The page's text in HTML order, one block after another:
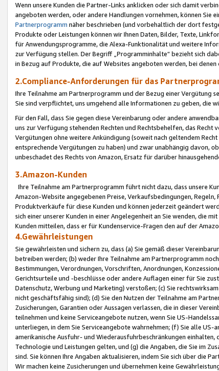
Wenn unsere Kunden die Partner-Links anklicken oder sich damit
angeboten werden, oder andere Handlungen vornehmen, können Sie
Partnerprogramm näher beschrieben (und vorbehaltlich der dort
Produkte oder Leistungen können wir Ihnen Daten, Bilder, Texte,
für Anwendungsprogramme, die Alexa-Funktionalität und weitere
zur Verfügung stellen. Der Begriff „Programminhalte“ bezieht sich
in Bezug auf Produkte, die auf Websites angeboten werden, bei
2.Compliance-Anforderungen für das
Ihre Teilnahme am Partnerprogramm und der Bezug einer Vergütung
Sie sind verpflichtet, uns umgehend alle Informationen zu geben, die
Für den Fall, dass Sie gegen diese Vereinbarung oder andere
uns zur Verfügung stehenden Rechten und Rechtsbehelfen, das
Vergütungen ohne weitere Ankündigung (soweit nach geltendem
entsprechende Vergütungen zu haben) und zwar unabhängig davon,
unbeschadet des Rechts von Amazon, Ersatz für darüber
3.Amazon-Kunden
Ihre Teilnahme am Partnerprogramm führt nicht dazu, dass unsere
Amazon-Website angegebenen Preise, Verkaufsbedingungen,
Produktverkäufe für diese Kunden und können jederzeit geändert
sich einer unserer Kunden in einer Angelegenheit an Sie wenden, die
Kunden mitteilen, dass er für Kundenservice-Fragen den auf der
4.Gewährleistungen
Sie gewährleisten und sichern zu, dass (a) Sie gemäß dieser
betreiben werden; (b) weder Ihre Teilnahme am Partnerprogramm
Bestimmungen, Verordnungen, Vorschriften, Anordnungen,
Gerichtsurteile und -beschlüsse oder andere Auflagen einer für Sie
Datenschutz, Werbung und Marketing) verstoßen; (c) Sie
nicht geschäftsfähig sind); (d) Sie den Nutzen der Teilnahme am
Zusicherungen, Garantien oder Aussagen verlassen, die in dieser
teilnehmen und keine Serviceangebote nutzen, wenn Sie US-
unterliegen, in dem Sie Serviceangebote wahrnehmen; (f) Sie alle
amerikanische Ausfuhr- und Wiederausfuhrbeschränkungen
Technologie und Leistungen gelten, und (g) die Angaben, die Sie im
sind. Sie können Ihre Angaben aktualisieren, indem Sie sich über die
Wir machen keine Zusicherungen und übernehmen keine